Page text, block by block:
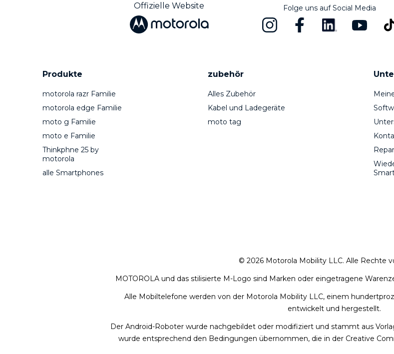
Offizielle Website Folge uns auf Social Media
Produkte
motorola razr Familie
motorola edge Familie
moto g Familie
moto e Familie
Thinkphne 25 by
motorola
alle Smartphones
zubehör
Alles Zubehör
Kabel und Ladegeräte
moto tag
© 2026 Motorola Mobility LLC. Alle Rechte
MOTOROLA und das stilisierte M-Logo sind Marken oder eingetragene
Alle Mobiltelefone werden von der Motorola Mobility LLC, einem
entwickelt und hergestellt.
Der Android-Roboter wurde nachgebildet oder modifiziert und stammt aus
wurde entsprechend den Bedingungen übernommen, die in der Creative